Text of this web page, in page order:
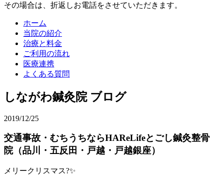
その場合は、折返しお電話をさせていただきます。
ホーム
当院の紹介
治療と料金
ご利用の流れ
医療連携
よくある質問
しながわ鍼灸院 ブログ
2019/12/25
交通事故・むちうちならHAReLifeとごし鍼灸整骨
院（品川・五反田・戸越・戸越銀座）
メリークリスマス?✨